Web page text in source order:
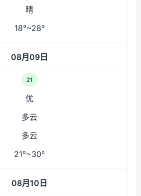
晴
18°~28°
08月09日
21
优
多云
多云
21°~30°
08月10日